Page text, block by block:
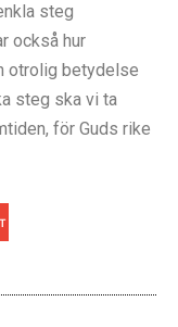
steg
också hur
otrolig betydelse
steg ska vi ta
för Guds rike